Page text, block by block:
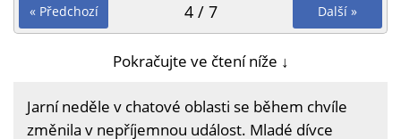
« Předchozí Další »
4 / 7
Pokračujte ve čtení níže ↓
Jarní neděle v chatové oblasti se během chvíle
změnila v nepříjemnou událost. Mladé dívce